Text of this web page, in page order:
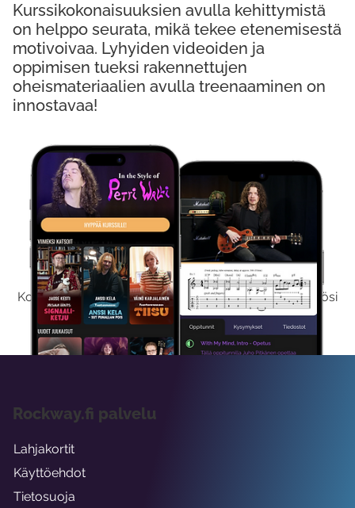
Kokeile Ilmaiseksi
Kokeilemalla ilmaiseksi saat koko sisältömme käyttöösi
viikon ajaksi.
Kurssikokonaisuuksien avulla kehittymistä
on helppo seurata, mikä tekee etenemisestä
motivoivaa. Lyhyiden videoiden ja
oppimisen tueksi rakennettujen
oheismateriaalien avulla treenaaminen on
innostavaa!
Rockway.fi palvelu
Lahjakortit
Käyttöehdot
Tietosuoja